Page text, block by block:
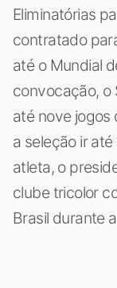
Eliminatórias
contratado
até o Mundial
convocação, o
até nove jogos
a seleção ir
atleta, o
clube tricolor
Brasil durante